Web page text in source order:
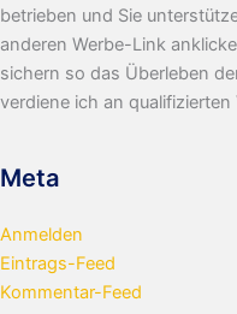
betrieben und Sie
anderen Werbe-Link
sichern so das Überleben
verdiene ich an qualifizierten
Meta
Anmelden
Eintrags-Feed
Kommentar-Feed